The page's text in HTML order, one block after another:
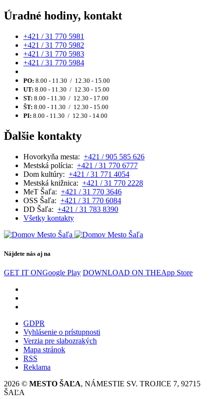
Úradné hodiny, kontakt
+421 / 31 770 5981
+421 / 31 770 5982
+421 / 31 770 5983
+421 / 31 770 5984
PO: 8.00 - 11.30 / 12.30 - 15.00
UT: 8.00 - 11.30 / 12.30 - 15.00
ST: 8.00 - 11.30 / 12.30 - 17.00
ŠT: 8.00 - 11.30 / 12.30 - 15.00
PI: 8.00 - 11.30 / 12.30 - 14.00
Ďalšie kontakty
Hovorkyňa mesta: +421 / 905 585 626
Mestská polícia: +421 / 31 770 6777
Dom kultúry: +421 / 31 771 4054
Mestská knižnica: +421 / 31 770 2228
MeT Šaľa: +421 / 31 770 3646
OSS Šaľa: +421 / 31 770 6084
DD Šaľa: +421 / 31 783 8390
Všetky kontakty
Nájdete nás aj na
GET IT ONGoogle Play DOWNLOAD ON THEApp Store
GDPR
Vyhlásenie o prístupnosti
Verzia pre slabozrakých
Mapa stránok
RSS
Reklama
2026 © MESTO ŠAĽA, NÁMESTIE SV. TROJICE 7, 92715
ŠAĽA